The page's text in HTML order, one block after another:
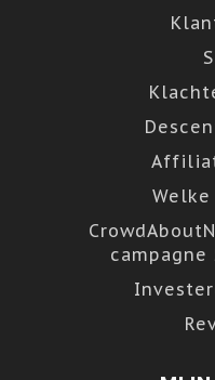
Welke
campagne